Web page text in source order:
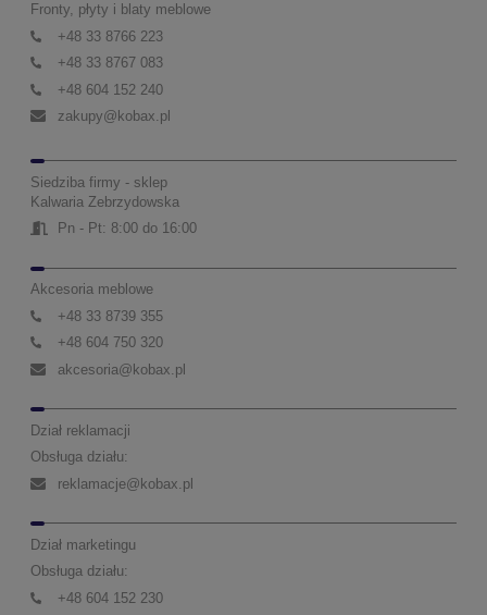
Fronty, płyty i blaty meblowe
+48 33 8766 223
+48 33 8767 083
+48 604 152 240
zakupy@kobax.pl
Siedziba firmy - sklep
Kalwaria Zebrzydowska
Pn - Pt: 8:00 do 16:00
Akcesoria meblowe
+48 33 8739 355
+48 604 750 320
akcesoria@kobax.pl
Dział reklamacji
Obsługa działu:
reklamacje@kobax.pl
Dział marketingu
Obsługa działu:
+48 604 152 230